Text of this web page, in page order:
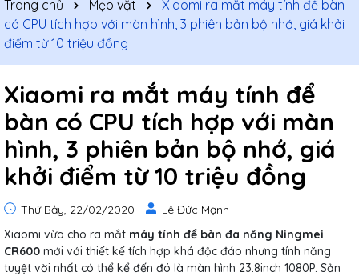
Trang chủ Mẹo vặt
Xiaomi ra mắt máy tính để bàn
có CPU tích hợp với màn hình, 3 phiên bản bộ nhớ, giá khởi
điểm từ 10 triệu đồng
Xiaomi ra mắt máy tính để
bàn có CPU tích hợp với màn
hình, 3 phiên bản bộ nhớ, giá
khởi điểm từ 10 triệu đồng
Thứ Bảy, 22/02/2020
Lê Đức Mạnh
Xiaomi vừa cho ra mắt máy tính để bàn đa năng Ningmei
CR600 mới với thiết kế tích hợp khá độc đáo nhưng tính năng
tuyệt vời nhất có thể kể đến đó là màn hình 23.8inch 1080P. Sản